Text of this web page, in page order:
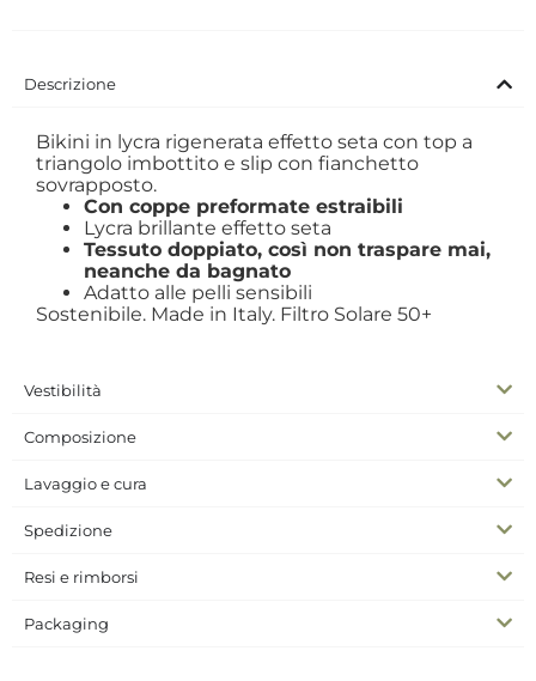
Descrizione
Bikini in lycra rigenerata effetto seta con top a
triangolo imbottito e slip con fianchetto
sovrapposto.
Con coppe preformate estraibili
Lycra brillante effetto seta
Tessuto doppiato, così non traspare mai,
neanche da bagnato
Adatto alle pelli sensibili
Sostenibile. Made in Italy. Filtro Solare 50+
Vestibilità
Composizione
Lavaggio e cura
Spedizione
Resi e rimborsi
Packaging